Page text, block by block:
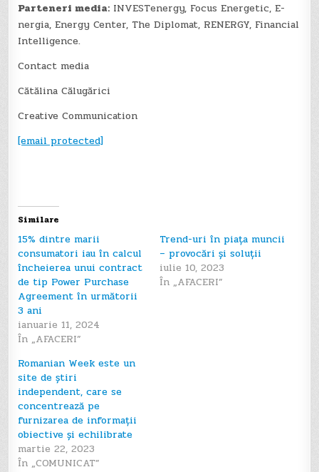
Parteneri media: INVESTenergy, Focus Energetic, E-
nergia, Energy Center, The Diplomat, RENERGY, Financial
Intelligence.
Contact media
Cătălina Călugărici
Creative Communication
[email protected]
articole
Similare
15% dintre marii
consumatori iau în calcul
încheierea unui contract
de tip Power Purchase
Agreement în următorii
3 ani
ianuarie 11, 2024
În „AFACERI”
Trend-uri în piața muncii
– provocări și soluții
iulie 10, 2023
În „AFACERI”
Romanian Week este un
site de știri
independent, care se
concentrează pe
furnizarea de informații
obiective și echilibrate
martie 22, 2023
În „COMUNICAT”